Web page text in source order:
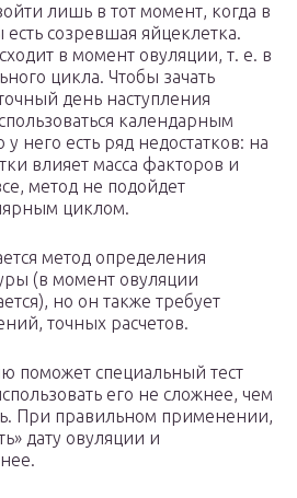
лишь в тот момент, когда в
созревшая яйцеклетка.
в момент овуляции, т. е. в
цикла. Чтобы зачать
день наступления
календарным
него есть ряд недостатков: на
влияет масса факторов и
метод не подойдет
циклом.
метод определения
(в момент овуляции
но он также требует
точных расчетов.
поможет специальный тест
его не сложнее, чем
При правильном применении,
дату овуляции и